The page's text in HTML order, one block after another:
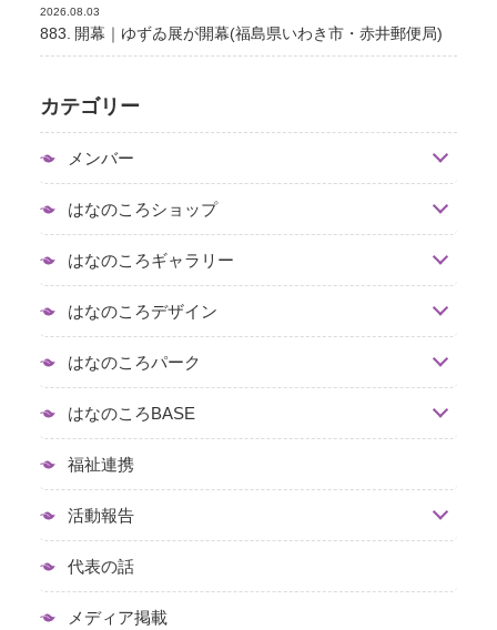
2026.08.03
883. 開幕｜ゆずゐ展が開幕(福島県いわき市・赤井郵便局)
カテゴリー
メンバー
はなのころショップ
はなのころギャラリー
はなのころデザイン
はなのころパーク
はなのころBASE
福祉連携
活動報告
代表の話
メディア掲載